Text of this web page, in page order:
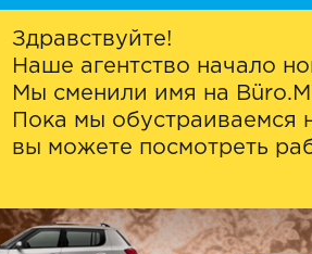
Здравствуйте!
Наше агентство начало
Мы сменили имя на
Пока мы обустраиваемся
вы можете посмотреть